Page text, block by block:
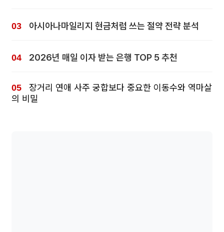
아시아나마일리지 현금처럼 쓰는 절약 전략 분석
2026년 매일 이자 받는 은행 TOP 5 추천
장거리 연애 사주 궁합보다 중요한 이동수와 역마살
의 비밀